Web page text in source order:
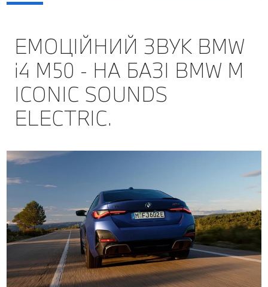
ЕМОЦІЙНИЙ ЗВУК BMW
i4 M50 - НА БАЗІ BMW M
ICONIC SOUNDS
ELECTRIC.